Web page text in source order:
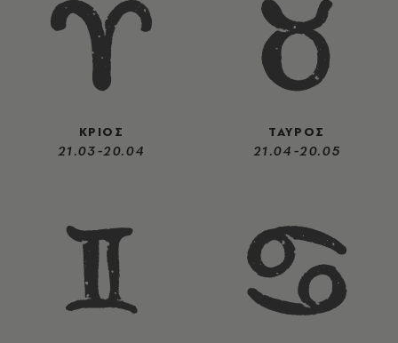
ΚΡΙΟΣ
21.03-20.04
ΤΑΥΡΟΣ
21.04-20.05